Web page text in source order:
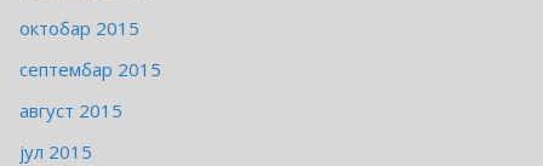
октобар 2015
септембар 2015
август 2015
јул 2015